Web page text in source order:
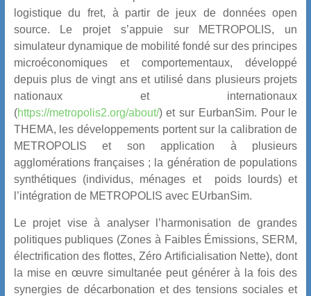
logistique du fret, à partir de jeux de données open
source. Le projet s’appuie sur METROPOLIS, un
simulateur dynamique de mobilité fondé sur des principes
microéconomiques et comportementaux, développé
depuis plus de vingt ans et utilisé dans plusieurs projets
nationaux et internationaux
(https://metropolis2.org/about/) et sur EurbanSim. Pour le
THEMA, les développements portent sur la calibration de
METROPOLIS et son application à plusieurs
agglomérations françaises ; la génération de populations
synthétiques (individus, ménages et poids lourds) et
l’intégration de METROPOLIS avec EUrbanSim.
Le projet vise à analyser l’harmonisation de grandes
politiques publiques (Zones à Faibles Émissions, SERM,
électrification des flottes, Zéro Artificialisation Nette), dont
la mise en œuvre simultanée peut générer à la fois des
synergies de décarbonation et des tensions sociales et